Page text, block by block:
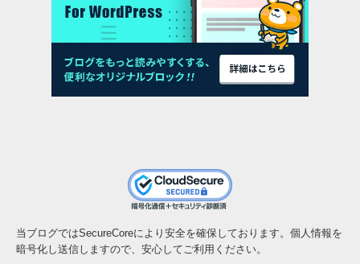
当ブログではSecureCoreにより安全を確保しております。個人情報を
暗号化し送信しますので、安心してご利用ください。